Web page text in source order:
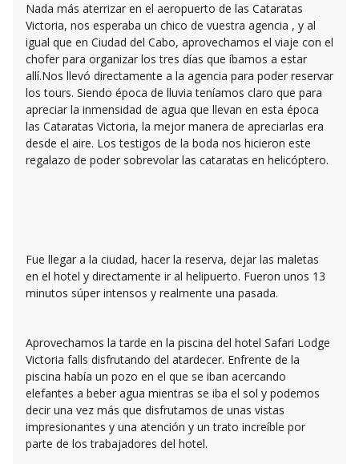
Nada más aterrizar en el aeropuerto de las Cataratas
Victoria, nos esperaba un chico de vuestra agencia , y al
igual que en Ciudad del Cabo, aprovechamos el viaje con el
chofer para organizar los tres días que íbamos a estar
allí.Nos llevó directamente a la agencia para poder reservar
los tours. Siendo época de lluvia teníamos claro que para
apreciar la inmensidad de agua que llevan en esta época
las Cataratas Victoria, la mejor manera de apreciarlas era
desde el aire. Los testigos de la boda nos hicieron este
regalazo de poder sobrevolar las cataratas en helicóptero.
Fue llegar a la ciudad, hacer la reserva, dejar las maletas
en el hotel y directamente ir al helipuerto. Fueron unos 13
minutos súper intensos y realmente una pasada.
Aprovechamos la tarde en la piscina del hotel Safari Lodge
Victoria falls disfrutando del atardecer. Enfrente de la
piscina había un pozo en el que se iban acercando
elefantes a beber agua mientras se iba el sol y podemos
decir una vez más que disfrutamos de unas vistas
impresionantes y una atención y un trato increíble por
parte de los trabajadores del hotel.